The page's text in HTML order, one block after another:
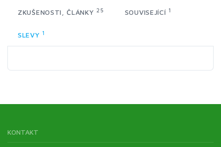
ZKUŠENOSTI, ČLÁNKY 25 SOUVISEJÍCÍ 1
SLEVY 1
KONTAKT